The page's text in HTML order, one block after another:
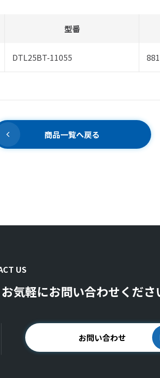
型番
DTL25BT-11055
商品一覧へ戻る
US
気軽にお問い合わせくださ
お問い合わせ